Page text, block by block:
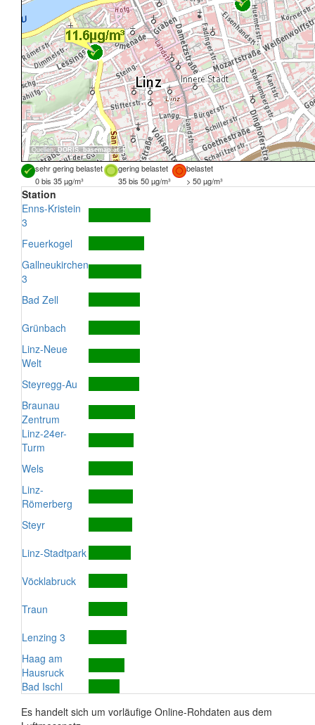
Quellen:DORIS, basemap.at
sehr gering belastet gering belastet
belastet
0 bis 35 µg/m³
35 bis 50 µg/m³ > 50 µg/m³
Station
Enns-Kristein
3
Feuerkogel
Gallneukirchen
3
Bad Zell
Grünbach
Linz-Neue
Welt
Steyregg-Au
Braunau
Zentrum
Linz-24er-
Turm
Wels
Linz-
Römerberg
Steyr
Linz-Stadtpark
Vöcklabruck
Traun
Lenzing 3
Haag am
Hausruck
Bad Ischl
Es handelt sich um vorläufige Online-Rohdaten aus dem